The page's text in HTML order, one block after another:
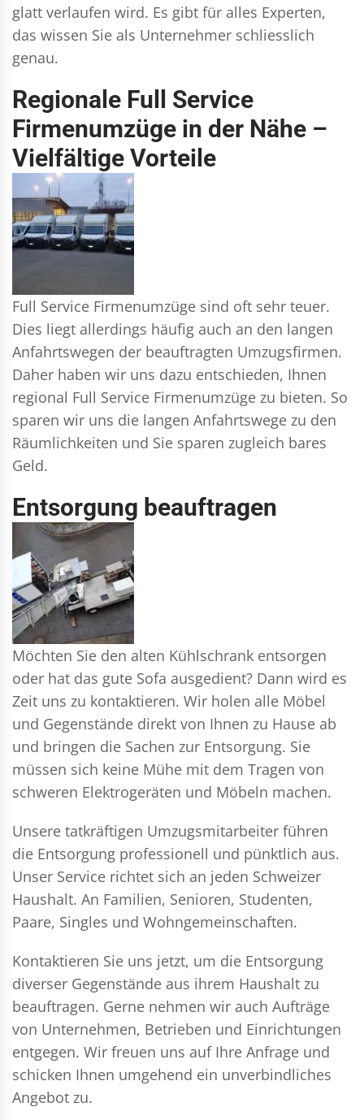
glatt verlaufen wird. Es gibt für alles Experten,
das wissen Sie als Unternehmer schliesslich
genau.
Regionale Full Service
Firmenumzüge in der Nähe –
Vielfältige Vorteile
Full Service Firmenumzüge sind oft sehr teuer.
Dies liegt allerdings häufig auch an den langen
Anfahrtswegen der beauftragten Umzugsfirmen.
Daher haben wir uns dazu entschieden, Ihnen
regional Full Service Firmenumzüge zu bieten. So
sparen wir uns die langen Anfahrtswege zu den
Räumlichkeiten und Sie sparen zugleich bares
Geld.
Entsorgung beauftragen
Möchten Sie den alten Kühlschrank entsorgen
oder hat das gute Sofa ausgedient? Dann wird es
Zeit uns zu kontaktieren. Wir holen alle Möbel
und Gegenstände direkt von Ihnen zu Hause ab
und bringen die Sachen zur Entsorgung. Sie
müssen sich keine Mühe mit dem Tragen von
schweren Elektrogeräten und Möbeln machen.
Unsere tatkräftigen Umzugsmitarbeiter führen
die Entsorgung professionell und pünktlich aus.
Unser Service richtet sich an jeden Schweizer
Haushalt. An Familien, Senioren, Studenten,
Paare, Singles und Wohngemeinschaften.
Kontaktieren Sie uns jetzt, um die Entsorgung
diverser Gegenstände aus ihrem Haushalt zu
beauftragen. Gerne nehmen wir auch Aufträge
von Unternehmen, Betrieben und Einrichtungen
entgegen. Wir freuen uns auf Ihre Anfrage und
schicken Ihnen umgehend ein unverbindliches
Angebot zu.